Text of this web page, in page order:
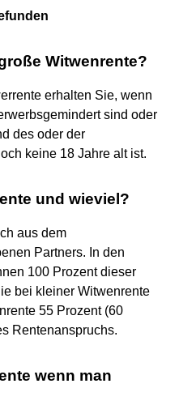
Witwenrente?
erhalten Sie, wenn
sind oder
des oder der
keine 18 Jahre alt ist.
und wieviel?
aus dem
Partners. In den
100 Prozent dieser
bei kleiner Witwenrente
55 Prozent (60
Rentenanspruchs.
wenn man